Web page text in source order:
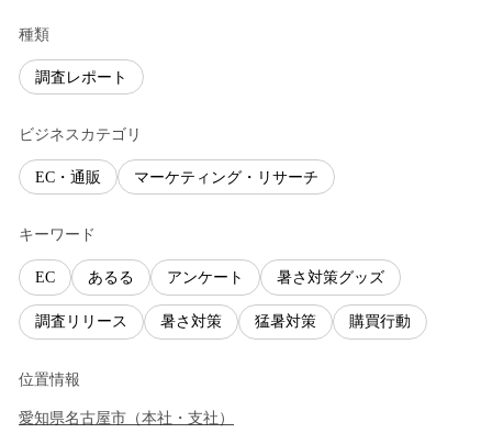
種類
調査レポート
ビジネスカテゴリ
EC・通販 マーケティング・リサーチ
キーワード
EC あるる アンケート 暑さ対策グッズ
調査リリース 暑さ対策 猛暑対策 購買行動
位置情報
愛知県名古屋市 （本社・支社 ）